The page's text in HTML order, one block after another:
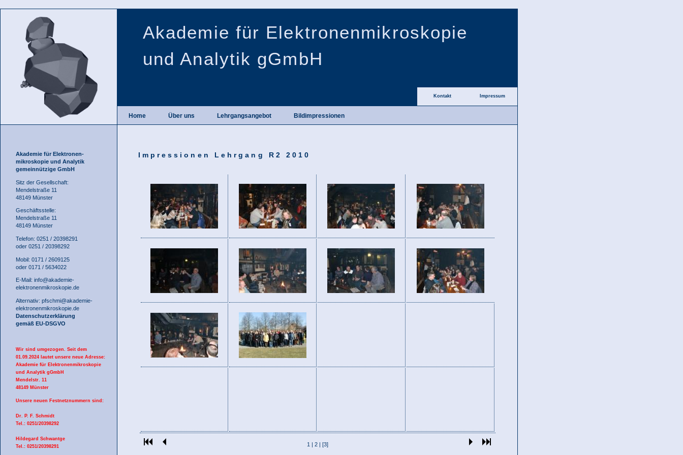
Akademie für Elektronenmikroskopie
und Analytik gGmbH
Kontakt Impressum
Home Über uns Lehrgangsangebot Bildimpressionen
Akademie für Elektronen-
mikroskopie und Analytik
gemeinnützige GmbH
Sitz der Gesellschaft:
Mendelstraße 11
48149 Münster
Geschäftsstelle:
Mendelstraße 11
48149 Münster
Telefon: 0251 / 20398291
oder 0251 / 20398292
Mobil: 0171 / 2609125
oder 0171 / 5634022
E-Mail: info@akademie-
elektronenmikroskopie.de
Alternativ: pfschmi@akademie-
elektronenmikroskopie.de
Datenschutzerklärung
gemäß EU-DSGVO
Wir sind umgezogen. Seit dem
01.09.2024 lautet unsere neue Adresse:
Akademie für Elektronenmikroskopie
und Analytik gGmbH
Mendelstr. 11
48149 Münster
Unsere neuen Festnetznummern sind:
Dr. P. F. Schmidt
Tel.: 0251/20398292
Hildegard Schwantge
Tel.: 0251/20398291
Impressionen Lehrgang R2 2010
1 | 2| [3]